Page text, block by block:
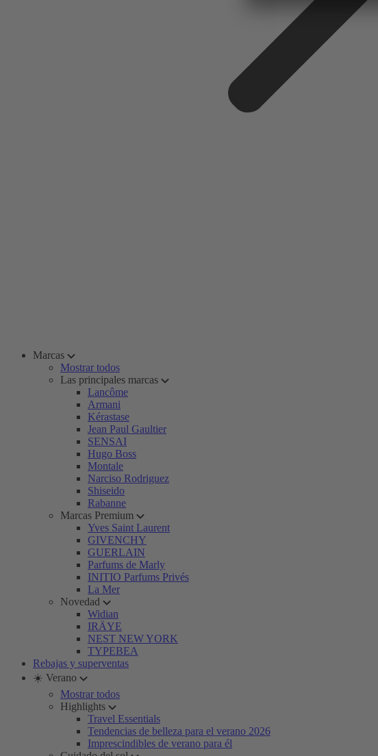
Marcas
Mostrar todos
Las principales marcas
Lancôme
Armani
Kérastase
Jean Paul Gaultier
SENSAI
Hugo Boss
Montale
Narciso Rodriguez
Shiseido
Rabanne
Marcas Premium
Yves Saint Laurent
GIVENCHY
GUERLAIN
Parfums de Marly
INITIO Parfums Privés
La Mer
Novedad
Widian
IRÄYE
NEST NEW YORK
TYPEBEA
Rebajas y superventas
☀️ Verano
Mostrar todos
Highlights
Travel Essentials
Tendencias de belleza para el verano 2026
Imprescindibles de verano para él